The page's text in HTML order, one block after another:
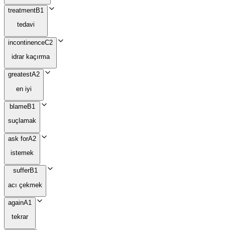
treatmentB1
tedavi
incontinenceC2
idrar kaçırma
greatestA2
en iyi
blameB1
suçlamak
ask forA2
istemek
sufferB1
acı çekmek
againA1
tekrar